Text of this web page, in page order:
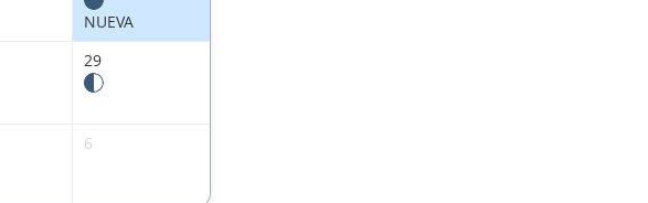
NUEVA
29
6